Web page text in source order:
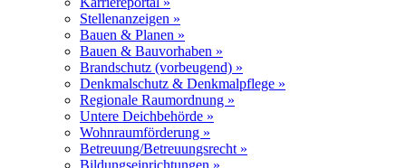
Stellenanzeigen »
Bauen & Planen »
Bauen & Bauvorhaben »
Brandschutz (vorbeugend) »
Denkmalschutz & Denkmalpflege »
Regionale Raumordnung »
Untere Deichbehörde »
Wohnraumförderung »
Betreuung/Betreuungsrecht »
Bildungseinrichtungen »